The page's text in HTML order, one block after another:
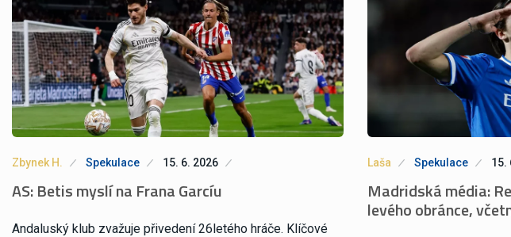
Zbynek H. Spekulace 15. 6. 2026
AS: Betis myslí na Frana Garcíu
Andaluský klub zvažuje přivedení 26letého hráče. Klíčové
Laša Spekulace 15.
Madridská média:
levého obránce,